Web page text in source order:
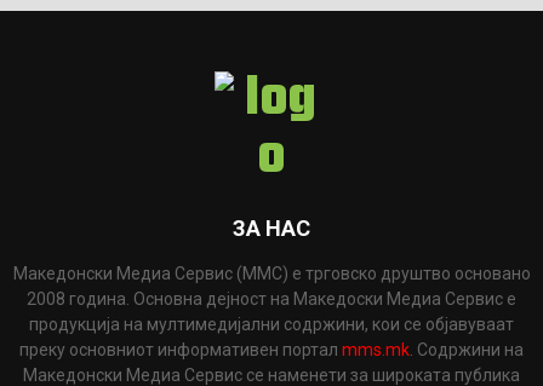
ЗА НАС
Македонски Медиа Сервис (ММС) е трговско друштво основано
2008 година. Основна дејност на Македоски Медиа Сервис е
продукција на мултимедијални содржини, кои се објавуваат
преку основниот информативен портал mms.mk . Содржини на
Македонски Медиа Сервис се наменети за широката публика